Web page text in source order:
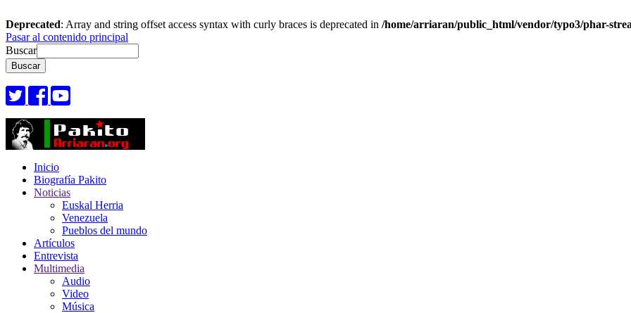
Deprecated: Array and string offset access syntax with curly braces is deprecated in /home/arriaran/public_html/vendor/typo3/phar-
Pasar al contenido principal
Buscar
Inicio
Biografía Pakito
Noticias
Euskal Herria
Venezuela
Pueblos del mundo
Artículos
Entrevista
Multimedia
Audio
Video
Música